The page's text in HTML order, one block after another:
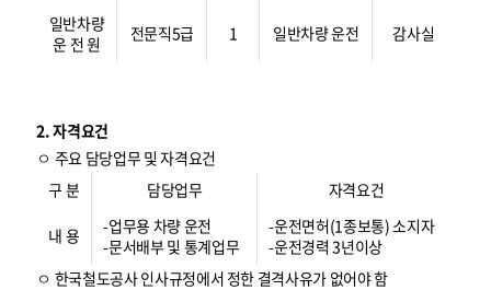
일반차량
운 전 원
전문직5급 1 일반차량 운전 감사실
2. 자격요건
ㅇ 주요 담당업무 및 자격요건
구 분
담당업무 자격요건
내 용
-업무용 차량 운전
-문서배부 및 통계업무
-운전면허(1종보통) 소지자
-운전경력 3년이상
ㅇ 한국철도공사 인사규정에서 정한 결격사유가 없어야 함